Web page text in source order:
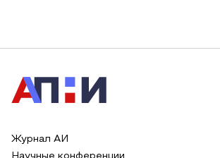
Журнал АИ